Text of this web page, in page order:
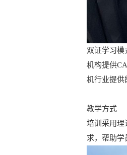
双证学习模
机构提供
机行业提供
教学方式
培训采用理
求，帮助学